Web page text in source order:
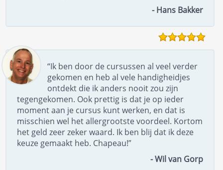
- Hans Bakker
“Ik ben door de cursussen al veel verder
gekomen en heb al vele handigheidjes
ontdekt die ik anders nooit zou zijn
tegengekomen. Ook prettig is dat je op ieder
moment aan je cursus kunt werken, en dat is
misschien wel het allergrootste voordeel. Kortom
het geld zeer zeker waard. Ik ben blij dat ik deze
keuze gemaakt heb. Chapeau!”
- Wil van Gorp